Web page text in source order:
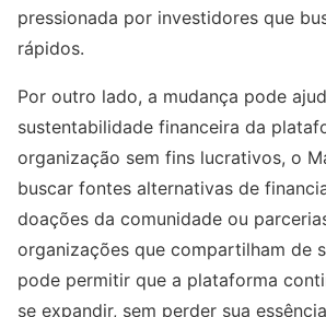
pressionada por investidores que
rápidos.
Por outro lado, a mudança pode
sustentabilidade financeira da
organização sem fins lucrativos, o
buscar fontes alternativas de
doações da comunidade ou
organizações que compartilham de
pode permitir que a plataforma
se expandir, sem perder sua